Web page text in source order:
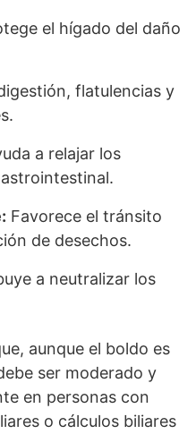
el hígado del daño
flatulencias y
a relajar los
Favorece el tránsito
de desechos.
a neutralizar los
aunque el boldo es
ser moderado y
en personas con
o cálculos biliares